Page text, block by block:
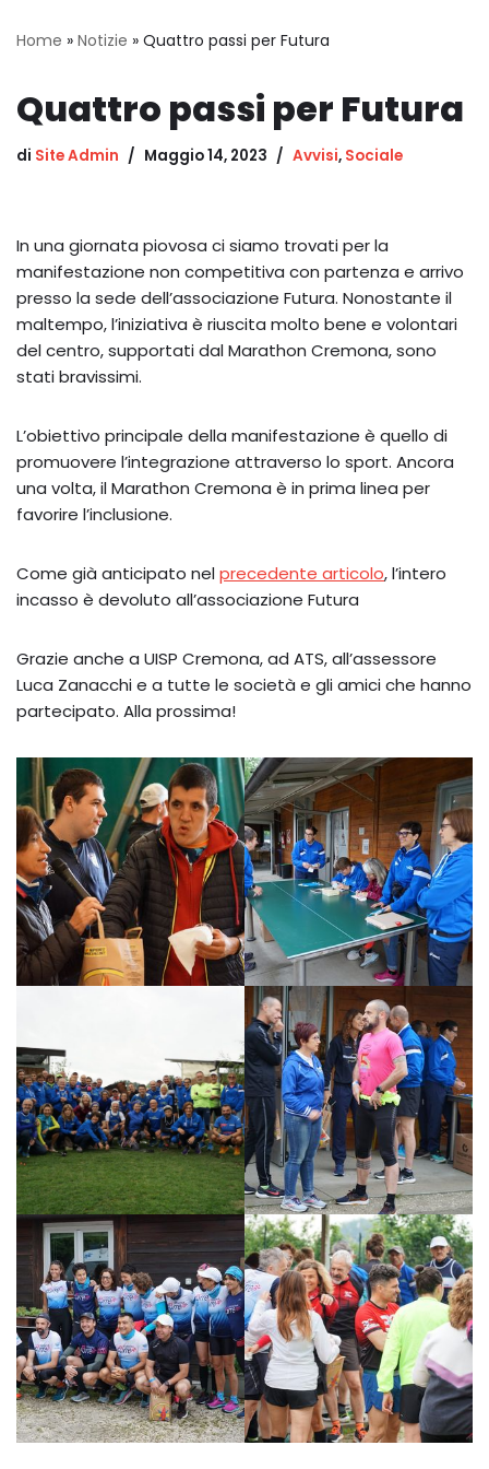
Home » Notizie » Quattro passi per Futura
Quattro passi per Futura
di Site Admin Maggio 14, 2023 Avvisi, Sociale
In una giornata piovosa ci siamo trovati per la
manifestazione non competitiva con partenza e arrivo
presso la sede dell’associazione Futura. Nonostante il
maltempo, l’iniziativa è riuscita molto bene e volontari
del centro, supportati dal Marathon Cremona, sono
stati bravissimi.
L’obiettivo principale della manifestazione è quello di
promuovere l’integrazione attraverso lo sport. Ancora
una volta, il Marathon Cremona è in prima linea per
favorire l’inclusione.
Come già anticipato nelprecedente articolo, l’intero
incasso è devoluto all’associazione Futura
Grazie anche a UISP Cremona, ad ATS, all’assessore
Luca Zanacchi e a tutte le società e gli amici che hanno
partecipato. Alla prossima!